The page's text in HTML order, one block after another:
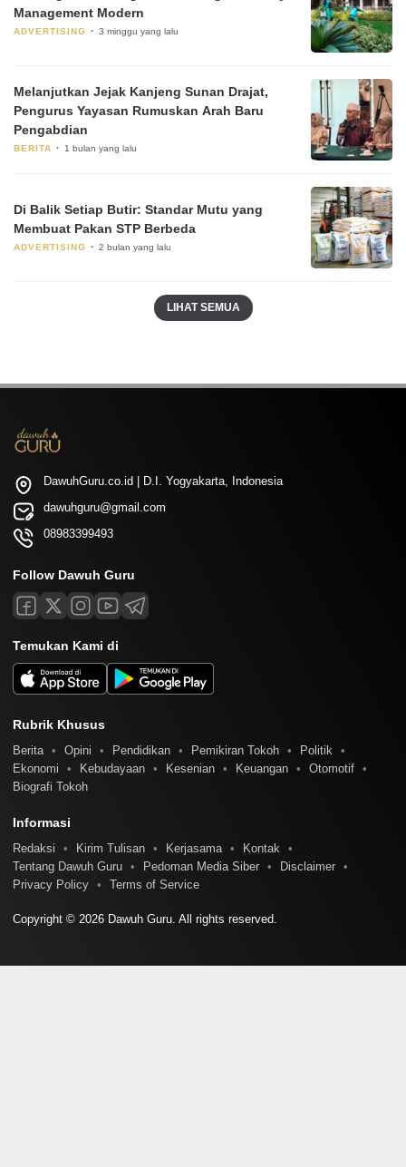
Management Modern
ADVERTISING 3 minggu yang lalu
Melanjutkan Jejak Kanjeng Sunan Drajat,
Pengurus Yayasan Rumuskan Arah Baru
Pengabdian
BERITA 1 bulan yang lalu
Di Balik Setiap Butir: Standar Mutu yang
Membuat Pakan STP Berbeda
ADVERTISING 2 bulan yang lalu
LIHAT SEMUA
DawuhGuru.co.id | D.I. Yogyakarta, Indonesia
dawuhguru@gmail.com
08983399493
Follow Dawuh Guru
Temukan Kami di
Rubrik Khusus
Berita Opini Pendidikan Pemikiran Tokoh
Politik
Ekonomi
Kebudayaan Kesenian Keuangan
Otomotif
Biografi Tokoh
Informasi
Redaksi Kirim Tulisan Kerjasama
Kontak
Tentang Dawuh Guru
Pedoman Media Siber
Disclaimer
Privacy Policy
Terms of Service
Copyright © 2026 Dawuh Guru. All rights reserved.